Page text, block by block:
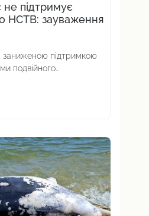
не підтримує
НСТВ: зауваження
заниженою підтримкою
подвійного